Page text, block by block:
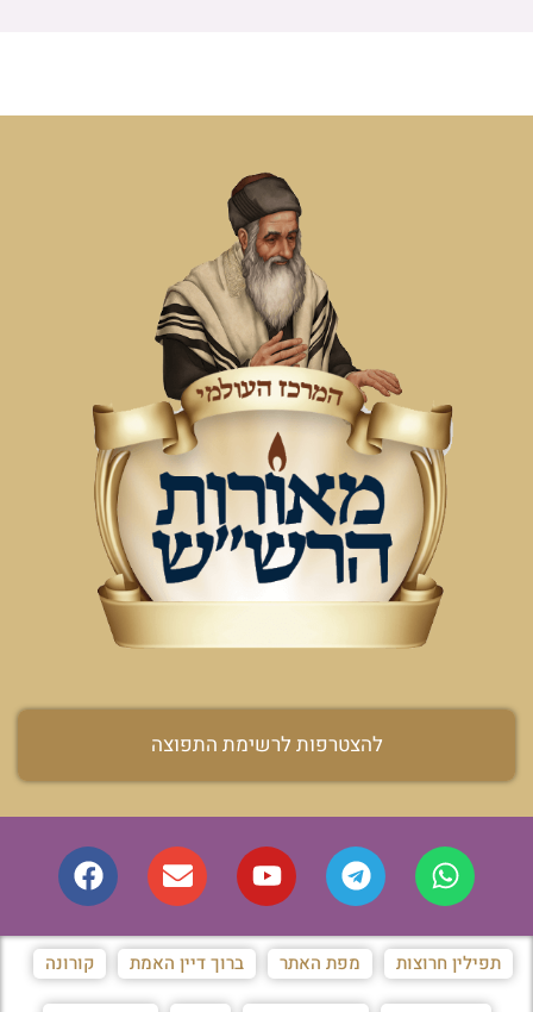
להצטרפות לרשימת התפוצה
תפילין חרוצות מפת האתר ברוך דיין האמת קורונה